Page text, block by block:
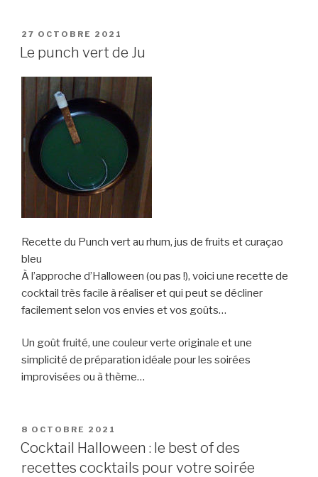
PUBLIÉ
LE
27 OCTOBRE 2021
Le punch vert de Ju
Recette du Punch vert au rhum, jus de fruits et curaçao
bleu
À l’approche d’Halloween (ou pas !), voici une recette de
cocktail très facile à réaliser et qui peut se décliner
facilement selon vos envies et vos goûts…
Un goût fruité, une couleur verte originale et une
simplicité de préparation idéale pour les soirées
improvisées ou à thème…
PUBLIÉ
LE
8 OCTOBRE 2021
Cocktail Halloween : le best of des
recettes cocktails pour votre soirée